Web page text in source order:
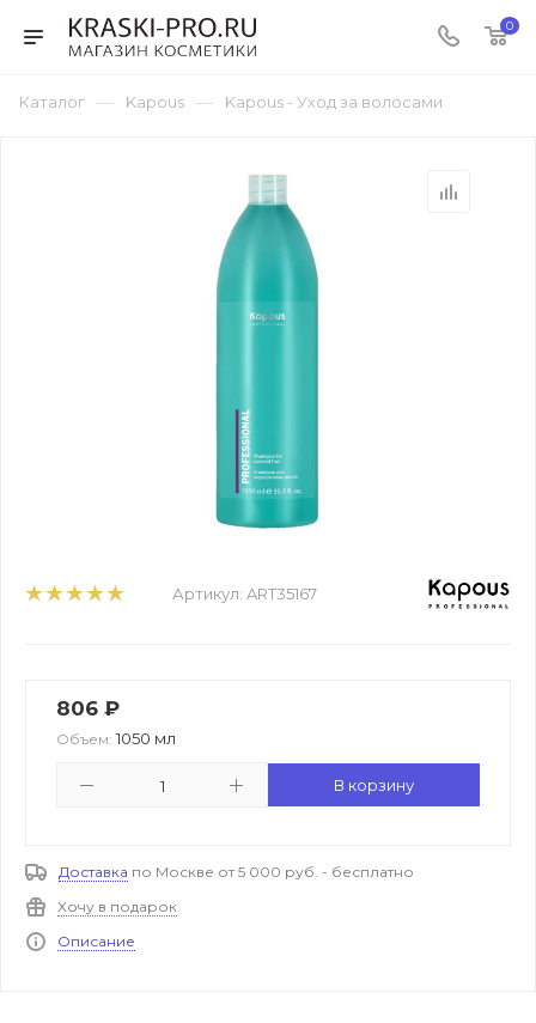
0
Каталог — Kapous — Kapous - Уход за волосами
Артикул: ART35167
806 ₽
Объем: 1050 мл
В корзину
Доставка по Москве от 5 000 руб. - бесплатно
Хочу в подарок
Описание